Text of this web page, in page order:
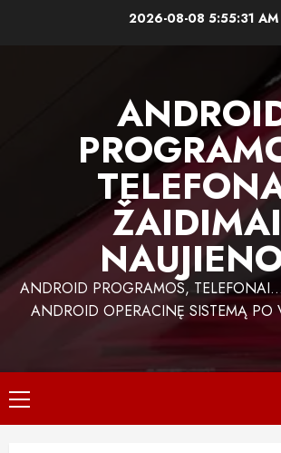
2026-08-08 5:55:31 AM
ANDROID PROGRAMOS,
ANDROID OPERACINĘ SISTEMĄ PO
Primary
Menu